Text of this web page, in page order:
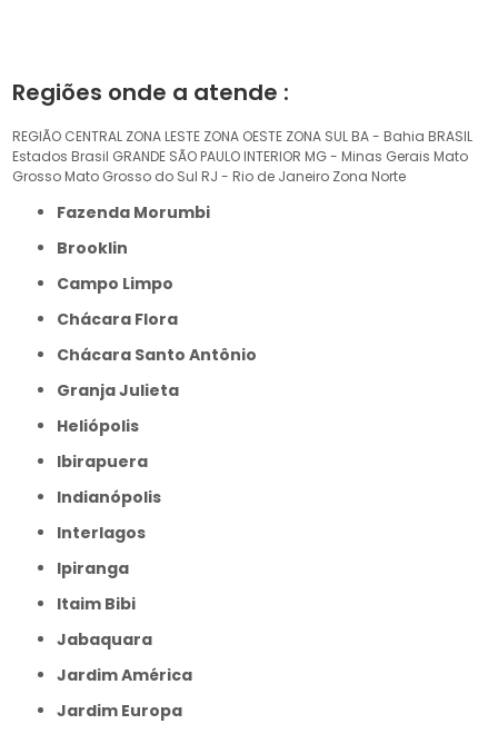
Regiões onde a atende :
REGIÃO CENTRAL ZONA LESTE ZONA OESTE ZONA SUL BA - Bahia BRASIL
Estados Brasil GRANDE SÃO PAULO INTERIOR MG - Minas Gerais Mato
Grosso Mato Grosso do Sul RJ - Rio de Janeiro Zona Norte
Fazenda Morumbi
Brooklin
Campo Limpo
Chácara Flora
Chácara Santo Antônio
Granja Julieta
Heliópolis
Ibirapuera
Indianópolis
Interlagos
Ipiranga
Itaim Bibi
Jabaquara
Jardim América
Jardim Europa